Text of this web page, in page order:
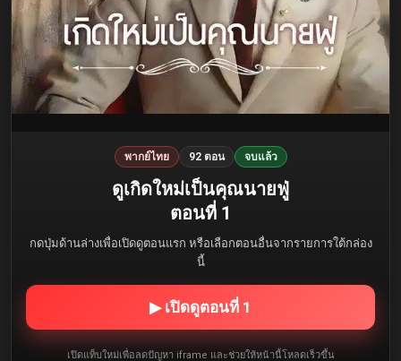
พากย์ไทย 92 ตอน จบแล้ว
ดูเกิดใหม่เป็นคุณนายฟู่
ตอนที่ 1
กดปุ่มด้านล่างเพื่อเปิดดูตอนแรก หรือเลือกตอนอื่นจากรายการใต้กล่อง
นี้
▶ เปิดดูตอนที่ 1
เปิดแท็บใหม่เพื่อลดปัญหา iframe และช่วยให้หน้านี้โหลดเร็วขึ้น